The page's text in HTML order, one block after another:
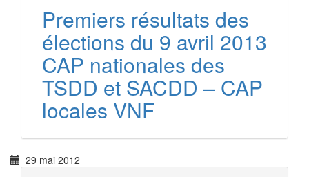
Premiers résultats des
élections du 9 avril 2013
CAP nationales des
TSDD et SACDD – CAP
locales VNF
29 mai 2012